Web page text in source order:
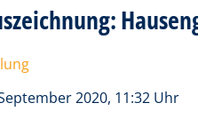
2020, 11:32 Uhr